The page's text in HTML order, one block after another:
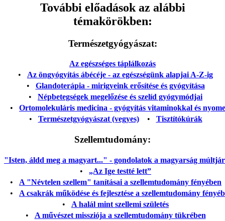
További előadások az alábbi
témakörökben:
Természetgyógyászat:
Az egészséges táplálkozás
• Az öngyógyítás ábécéje - az egészségünk alapjai A-Z-ig
• Glandoterápia - mirigyeink erősítése és gyógyítása
• Népbetegségek megelőzése és szelíd gyógymódjai
• Ortomolekuláris medicina - gyógyítás vitaminokkal és
• Természetgyógyászat (vegyes)• Tisztítókúrák
Szellemtudomány:
"Isten, áldd meg a magyart..." - gondolatok a magyarság
• „Az Ige testté lett”
• A "Névtelen szellem" tanításai a szellemtudomány fényében
• A csakrák működése és fejlesztése a szellemtudomány
• A halál mint szellemi születés
• A művészet missziója a szellemtudomány tükrében